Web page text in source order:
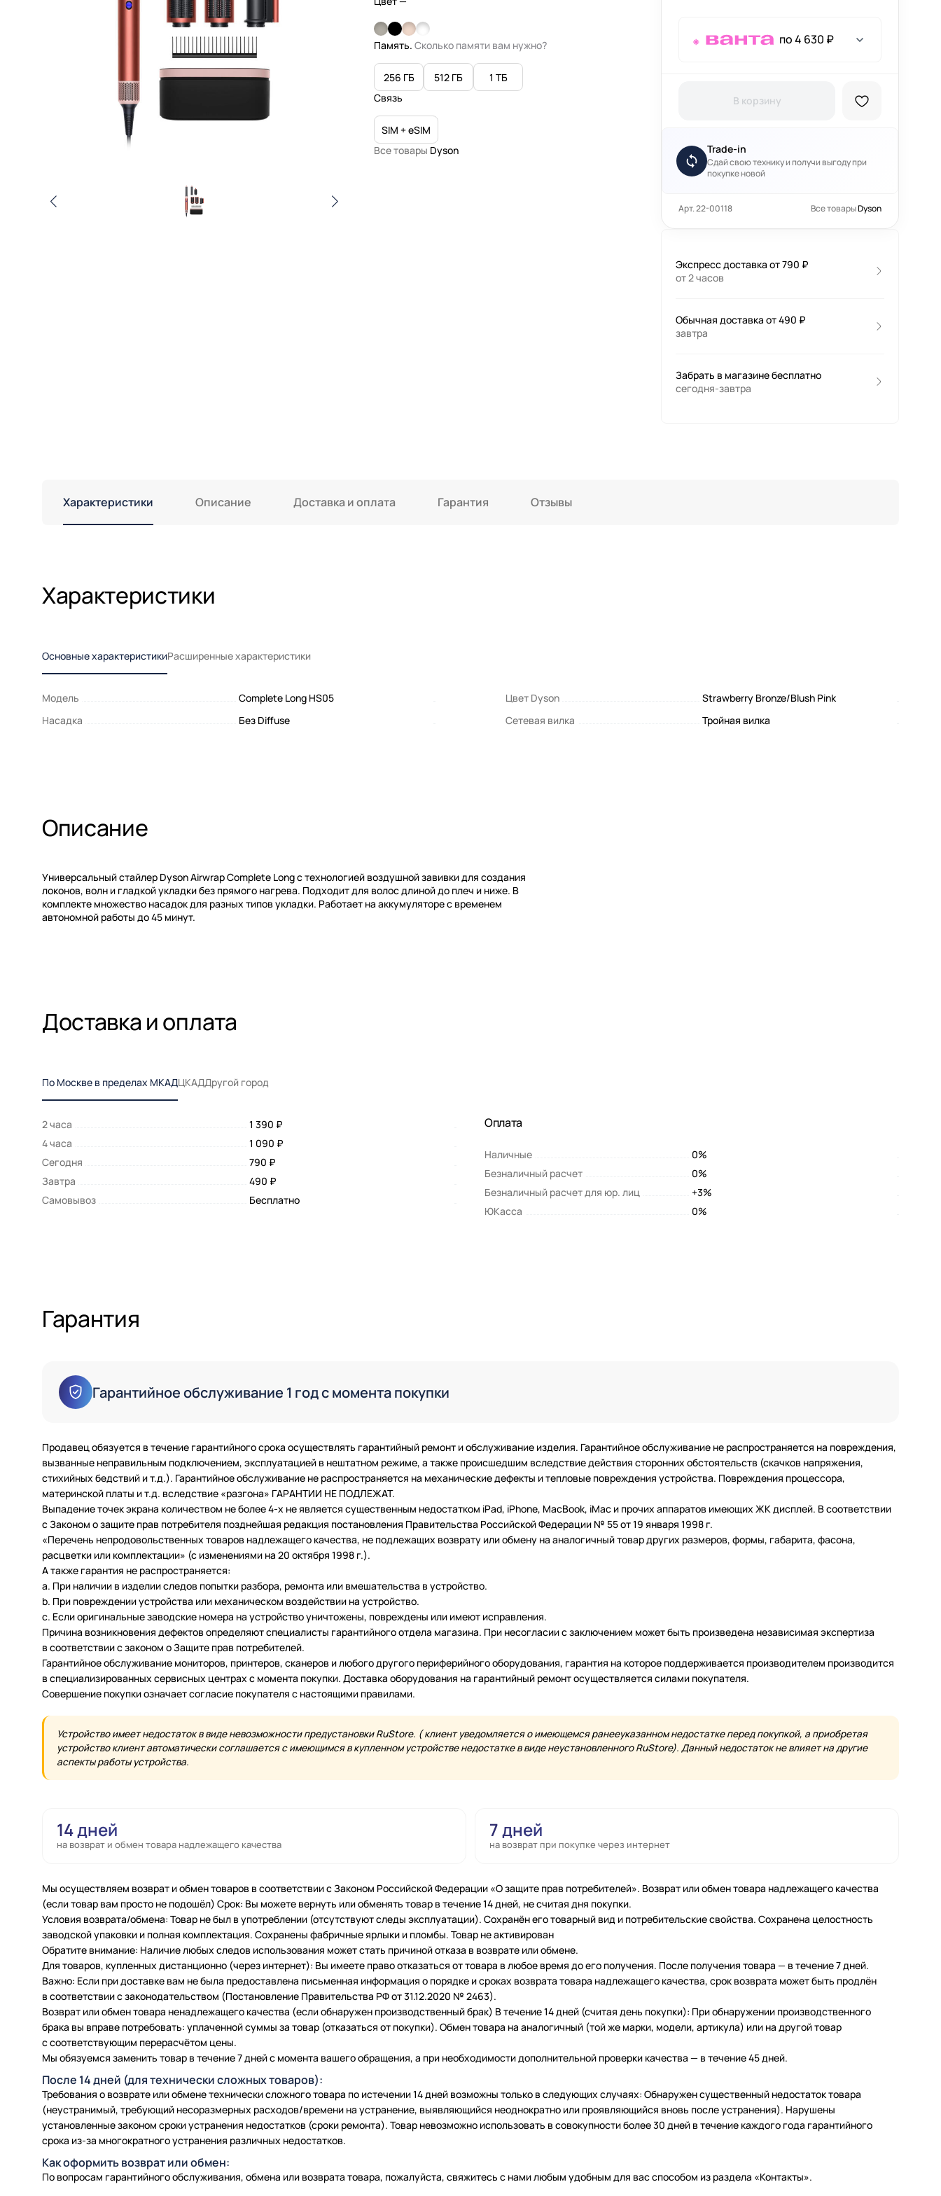
Память. Сколько памяти вам нужно?
256 ГБ 512 ГБ
1 ТБ
Связь
SIM + eSIM
Все товары Dyson
по 4 630 ₽
В корзину
Trade-in
Сдай свою технику и получи выгоду при
покупке новой
Арт. 22-00118 Все товарыDyson
Экспресс доставка от 790 ₽
от 2 часов
Обычная доставка от 490 ₽
завтра
Забрать в магазине бесплатно
сегодня-завтра
Характеристики Описание Доставка и оплата Гарантия Отзывы
Характеристики
Основные характеристикиРасширенные характеристики
Модель Complete Long HS05 Цвет Dyson
Strawberry Bronze/Blush Pink
Насадка
Без Diffuse Сетевая вилка Тройная вилка
Описание
Универсальный стайлер Dyson Airwrap Complete Long с технологией воздушной завивки для создания
локонов, волн и гладкой укладки без прямого нагрева. Подходит для волос длиной до плеч и ниже. В
комплекте множество насадок для разных типов укладки. Работает на аккумуляторе с временем
автономной работы до 45 минут.
Доставка и оплата
По Москве в пределах МКАДЦКАДДругой город
2 часа
1 390 ₽
4 часа
1 090 ₽
Сегодня
790 ₽
Завтра
490 ₽
Самовывоз
Бесплатно
Оплата
Наличные
0%
Безналичный расчет
0%
Безналичный расчет для юр. лиц
+3%
ЮКасса
0%
Гарантия
Гарантийное обслуживание 1 год с момента покупки
Продавец обязуется в течение гарантийного срока осуществлять гарантийный ремонт и обслуживание изделия. Гарантийное обслуживание не распространяется на повреждения,
вызванные неправильным подключением, эксплуатацией в нештатном режиме, а также происшедшим вследствие действия сторонних обстоятельств (скачков напряжения,
стихийных бедствий и т.д.). Гарантийное обслуживание не распространяется на механические дефекты и тепловые повреждения устройства. Повреждения процессора,
материнской платы и т.д. вследствие «разгона» ГАРАНТИИ НЕ ПОДЛЕЖАТ.
Выпадение точек экрана количеством не более 4-х не является существенным недостатком iPad, iPhone, MacBook, iMac и прочих аппаратов имеющих ЖК дисплей. В соответствии
с Законом о защите прав потребителя позднейшая редакция постановления Правительства Российской Федерации № 55 от 19 января 1998 г.
«Перечень непродовольственных товаров надлежащего качества, не подлежащих возврату или обмену на аналогичный товар других размеров, формы, габарита, фасона,
расцветки или комплектации» (с изменениями на 20 октября 1998 г.).
А также гарантия не распространяется:
a. При наличии в изделии следов попытки разбора, ремонта или вмешательства в устройство.
b. При повреждении устройства или механическом воздействии на устройство.
c. Если оригинальные заводские номера на устройство уничтожены, повреждены или имеют исправления.
Причина возникновения дефектов определяют специалисты гарантийного отдела магазина. При несогласии с заключением может быть произведена независимая экспертиза
в соответствии с законом о Защите прав потребителей.
Гарантийное обслуживание мониторов, принтеров, сканеров и любого другого периферийного оборудования, гарантия на которое поддерживается производителем производится
в специализированных сервисных центрах с момента покупки. Доставка оборудования на гарантийный ремонт осуществляется силами покупателя.
Совершение покупки означает согласие покупателя с настоящими правилами.
Устройство имеет недостаток в виде невозможности предустановки RuStore. ( клиент уведомляется о имеющемся ранееуказанном недостатке перед покупкой, а приобретая
устройство клиент автоматически соглашается с имеющимся в купленном устройстве недостатке в виде неустановленного RuStore). Данный недостаток не влияет на другие
аспекты работы устройства.
14 дней
на возврат и обмен товара надлежащего качества
7 дней
на возврат при покупке через интернет
Мы осуществляем возврат и обмен товаров в соответствии с Законом Российской Федерации «О защите прав потребителей». Возврат или обмен товара надлежащего качества
(если товар вам просто не подошёл) Срок: Вы можете вернуть или обменять товар в течение 14 дней, не считая дня покупки.
Условия возврата/обмена: Товар не был в употреблении (отсутствуют следы эксплуатации). Сохранён его товарный вид и потребительские свойства. Сохранена целостность
заводской упаковки и полная комплектация. Сохранены фабричные ярлыки и пломбы. Товар не активирован
Обратите внимание: Наличие любых следов использования может стать причиной отказа в возврате или обмене.
Для товаров, купленных дистанционно (через интернет): Вы имеете право отказаться от товара в любое время до его получения. После получения товара — в течение 7 дней.
Важно: Если при доставке вам не была предоставлена письменная информация о порядке и сроках возврата товара надлежащего качества, срок возврата может быть продлён
в соответствии с законодательством (Постановление Правительства РФ от 31.12.2020 № 2463).
Возврат или обмен товара ненадлежащего качества (если обнаружен производственный брак) В течение 14 дней (считая день покупки): При обнаружении производственного
брака вы вправе потребовать: уплаченной суммы за товар (отказаться от покупки). Обмен товара на аналогичный (той же марки, модели, артикула) или на другой товар
с соответствующим перерасчётом цены.
Мы обязуемся заменить товар в течение 7 дней с момента вашего обращения, а при необходимости дополнительной проверки качества — в течение 45 дней.
После 14 дней (для технически сложных товаров):
Требования о возврате или обмене технически сложного товара по истечении 14 дней возможны только в следующих случаях: Обнаружен существенный недостаток товара
(неустранимый, требующий несоразмерных расходов/времени на устранение, выявляющийся неоднократно или проявляющийся вновь после устранения). Нарушены
установленные законом сроки устранения недостатков (сроки ремонта). Товар невозможно использовать в совокупности более 30 дней в течение каждого года гарантийного
срока из-за многократного устранения различных недостатков.
Как оформить возврат или обмен:
По вопросам гарантийного обслуживания, обмена или возврата товара, пожалуйста, свяжитесь с нами любым удобным для вас способом из раздела «Контакты».